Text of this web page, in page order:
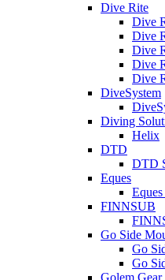
Dive Rite
Dive
Dive
Dive
Dive
Dive
DiveSystem
Diving
Helix
DTD
DTD
Eques
FINNSUB
Go Side
Go
Go